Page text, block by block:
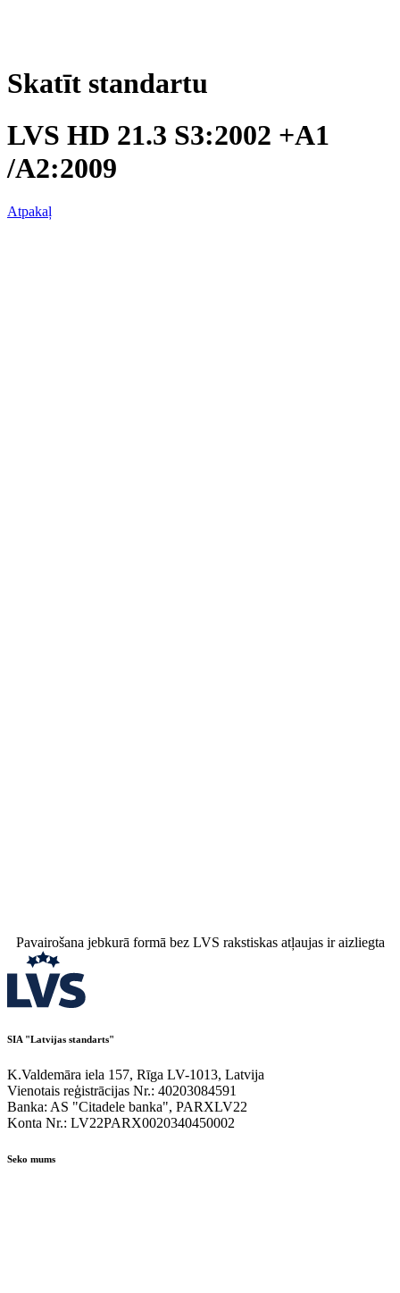
Skatīt standartu
LVS HD 21.3 S3:2002 +A1
/A2:2009
Atpakaļ
Pavairošana jebkurā formā bez LVS rakstiskas atļaujas ir aizliegta
SIA "Latvijas standarts"
K.Valdemāra iela 157, Rīga LV-1013, Latvija
Vienotais reģistrācijas Nr.: 40203084591
Banka: AS "Citadele banka", PARXLV22
Konta Nr.: LV22PARX0020340450002
Seko mums